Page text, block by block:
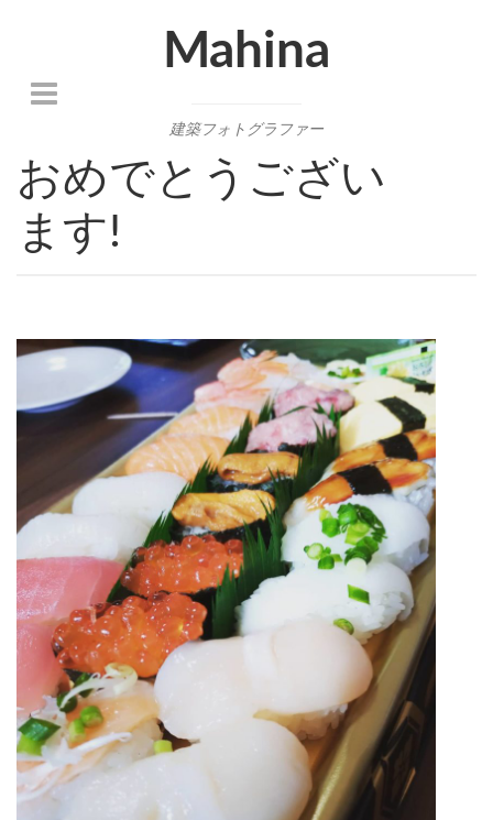
Mahina
建築フォトグラファー
おめでとうござい
ます!